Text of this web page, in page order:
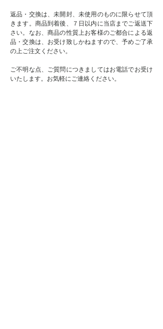
返品・交換は、未開封、未使用のものに限らせて頂
きます。商品到着後、７日以内に当店までご返送下
さい。なお、商品の性質上お客様のご都合による返
品・交換は、お受け致しかねますので、予めご了承
の上ご注文ください。
ご不明な点、ご質問につきましてはお電話でお受け
いたします。お気軽にご連絡ください。